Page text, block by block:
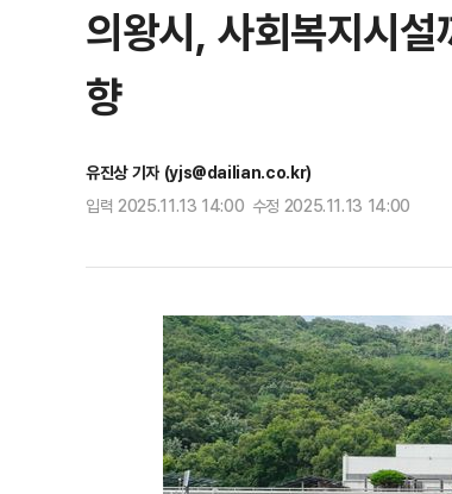
의왕시, 사회복지시
향
유진상 기자 (yjs@dailian.co.kr)
입력 2025.11.13 14:00 수정 2025.11.13 14:00